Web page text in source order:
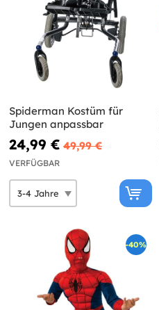
Spiderman Kostüm für
Jungen anpassbar
24,99 € 49,99 €
VERFÜGBAR
-40%